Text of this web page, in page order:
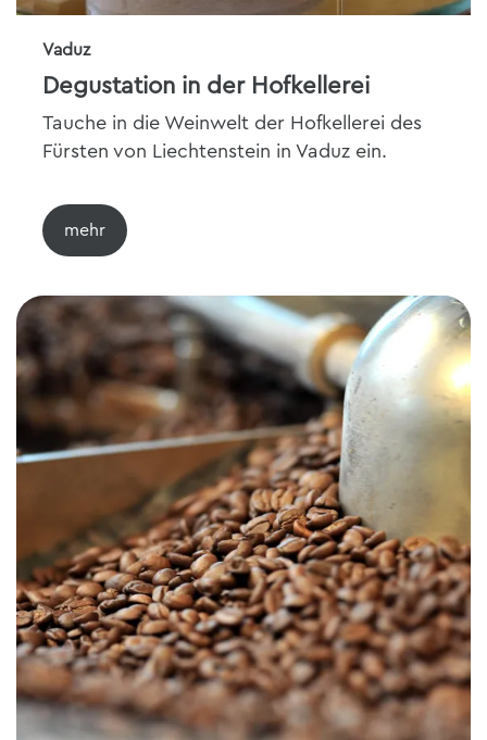
Vaduz
Degustation in der Hofkellerei
Tauche in die Weinwelt der Hofkellerei des
Fürsten von Liechtenstein in Vaduz ein.